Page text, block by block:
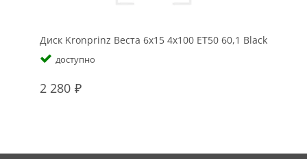
Диск Kronprinz Веста 6x15 4x100 ET50 60,1 Black
доступно
2 280